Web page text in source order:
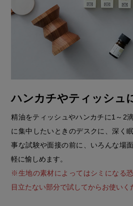
ハンカチやティッシュ
精油をティッシュやハンカチに1～2
に集中したいときのデスクに、深く
事な試験や面接の前に、いろんな場
軽に愉しめます。
※生地の素材によってはシミになる
目立たない部分で試してからお使いく